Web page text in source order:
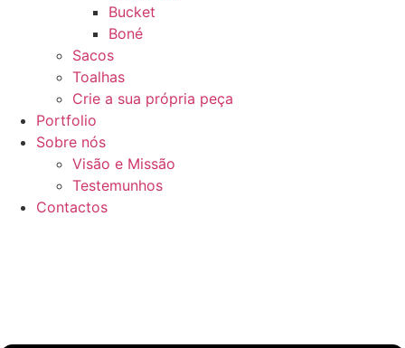
Bucket
Boné
Sacos
Toalhas
Crie a sua própria peça
Portfolio
Sobre nós
Visão e Missão
Testemunhos
Contactos